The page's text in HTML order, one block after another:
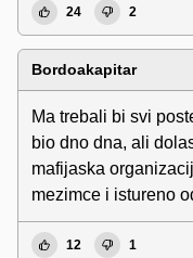
24 2
Bordoakapitar
Ma trebali bi svi
bio dno dna, ali
mafijaska
mezimce i istureno
12 1